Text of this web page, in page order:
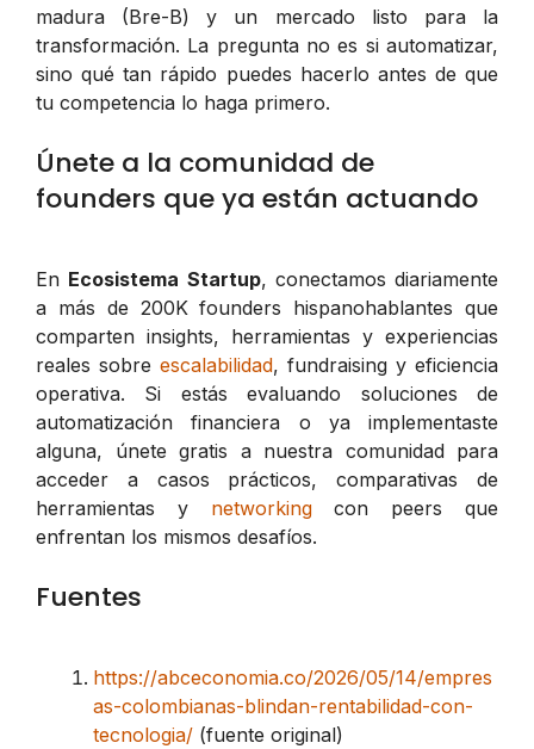
madura (Bre-B) y un mercado listo para la
transformación. La pregunta no es si automatizar,
sino qué tan rápido puedes hacerlo antes de que
tu competencia lo haga primero.
Únete a la comunidad de
founders que ya están actuando
En Ecosistema Startup, conectamos diariamente
a más de 200K founders hispanohablantes que
comparten insights, herramientas y experiencias
reales sobre escalabilidad, fundraising y eficiencia
operativa. Si estás evaluando soluciones de
automatización financiera o ya implementaste
alguna, únete gratis a nuestra comunidad para
acceder a casos prácticos, comparativas de
herramientas y networkingcon peers que
enfrentan los mismos desafíos.
Fuentes
https://abceconomia.co/2026/05/14/empres
as-colombianas-blindan-rentabilidad-con-
tecnologia/ (fuente original)